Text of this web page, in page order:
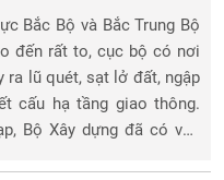
trình
Bắc Bộ và Bắc Trung Bộ
đến rất to, cục bộ có nơi
ra lũ quét, sạt lở đất, ngập
cấu hạ tầng giao thông.
Bộ Xây dựng đã có văn